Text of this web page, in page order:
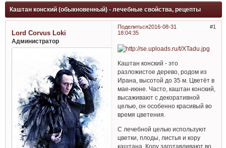
Каштан конский (обыкновенный) - лечебные свойства, рецепты
Поделиться 1
2016-08-31
18:04:35
Lord Corvus Loki
Администратор
Каштан конский - это
разложистое дерево, родом из
Ирана, высотой до 35 м. Цветёт в
мае-июне. Часто, каштан конский,
высаживают с декоративной
целью, он особенно красивый во
время цветения.
С лечебной целью используют
цветки, плоды, листья и кору
каштана. Кору заготавливают во